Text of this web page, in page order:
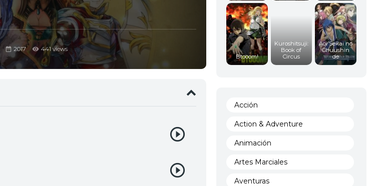
2017 441 views
Btooom!
Kuroshitsuji:
Book of
Circus
Aoi Sekai no
Chuushin
de
Acción
Action & Adventure
Animación
Artes Marciales
Aventuras